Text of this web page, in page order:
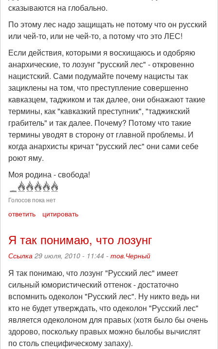
сказываются на глобально.
По этому лес надо защищать не потому что он русский
или чей-то, или не чей-то, а потому что это ЛЕС!
Если действия, которыми я восхищаюсь и одобряю
анархические, то лозунг "русский лес" - откровенно
нацистский. Сами подумайте почему нацисты так
зациклены на том, что преступление совершенно
кавказцем, таджиком и так далее, они обнажают такие
термины, как "кавказкий преступник", "таджикский
грабитель" и так далее. Почему? Потому что такие
термины уводят в сторону от главной проблемы. И
когда анархисты кричат "русский лес" они сами себе
роют яму.
Моя родина - свобода!
Голосов пока нет
ответить цитировать
Я так понимаю, что лозунг
Ссылка 29 июля, 2010 - 11:44 - тов.Черный
Я так понимаю, что лозунг "Русский лес" имеет
сильный юмористический оттенок - достаточно
вспомнить одеколон "Русский лес". Ну никто ведь ни
кто не будет утверждать, что одеколон "Русский лес"
является одеколоном для правых (хотя было бы очень
здорово, поскольку правых можно былобы вычислят
по столь специфическому запаху).